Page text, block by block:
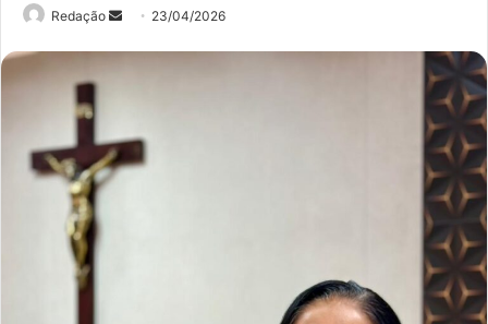
Redação
Mande23/04/2026